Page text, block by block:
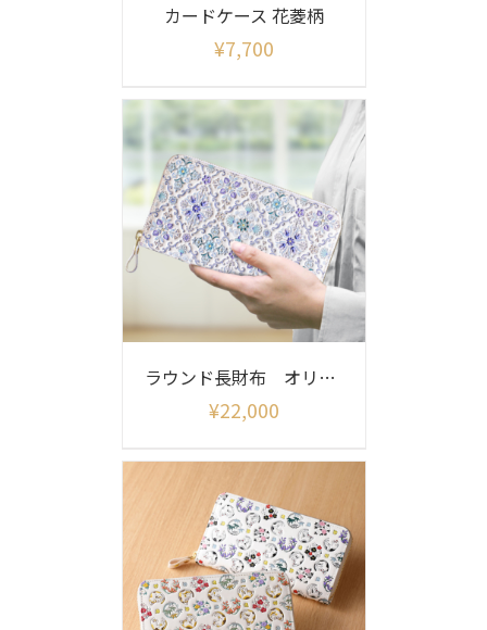
カードケース 花菱柄
¥7,700
ラウンド長財布 オリエント
¥22,000